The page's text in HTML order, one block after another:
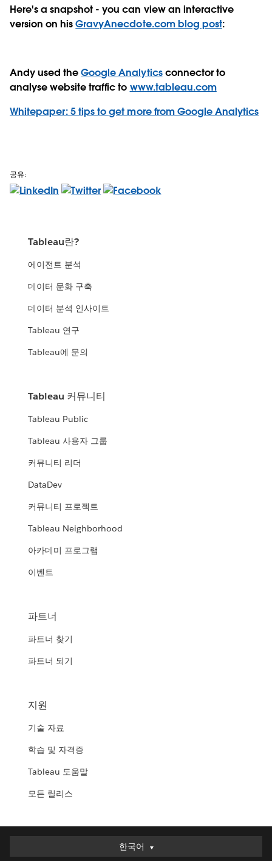
Here's a snapshot - you can view an interactive
version on hisGravyAnecdote.com blog post:
Andy used theGoogle Analyticsconnector to
analyse website traffic to www.tableau.com
Whitepaper: 5 tips to get more from Google Analytics
공유:
Tableau란?
에이전트 분석
데이터 문화 구축
데이터 분석 인사이트
Tableau 연구
Tableau에 문의
Tableau 커뮤니티
Tableau Public
Tableau 사용자 그룹
커뮤니티 리더
DataDev
커뮤니티 프로젝트
Tableau Neighborhood
아카데미 프로그램
이벤트
파트너
파트너 찾기
파트너 되기
지원
기술 자료
학습 및 자격증
Tableau 도움말
모든 릴리스
한국어
한국어